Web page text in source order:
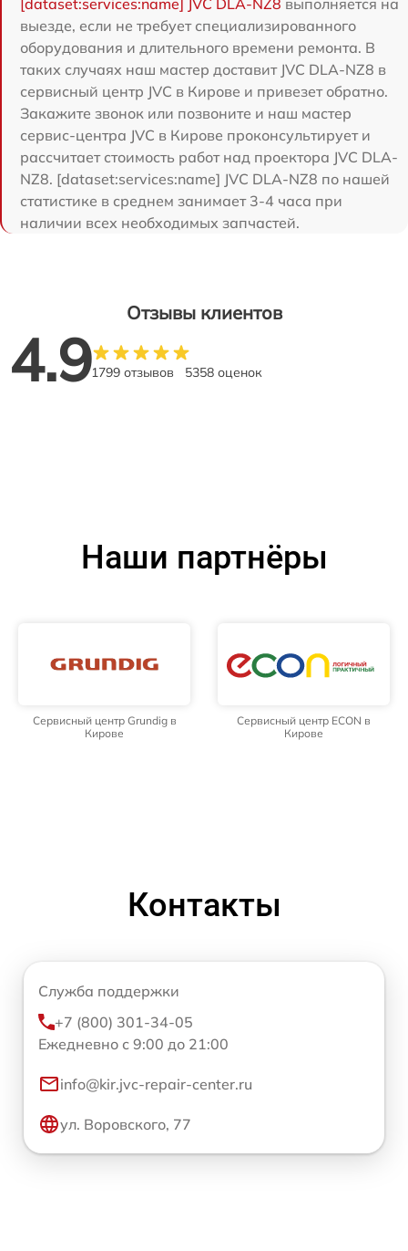
[dataset:services:name] JVC DLA-NZ8 выполняется на
выезде, если не требует специализированного
оборудования и длительного времени ремонта. В
таких случаях наш мастер доставит JVC DLA-NZ8 в
сервисный центр JVC в Кирове и привезет обратно.
Закажите звонок или позвоните и наш мастер
сервис-центра JVC в Кирове проконсультирует и
рассчитает стоимость работ над проектора JVC DLA-
NZ8. [dataset:services:name] JVC DLA-NZ8 по нашей
статистике в среднем занимает 3-4 часа при
наличии всех необходимых запчастей.
Отзывы клиентов
4.91799 отзывов 5358 оценок
Наши партнёры
Сервисный центр Grundig в
Кирове
Сервисный центр ECON в
Кирове
Контакты
Служба поддержки
+7 (800) 301-34-05
Ежедневно с 9:00 до 21:00
info@kir.jvc-repair-center.ru
ул. Воровского, 77